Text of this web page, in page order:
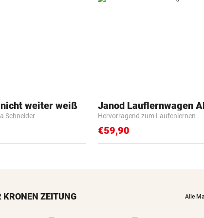
weiter weiß
Schneider
Janod Lauflernwagen
Hervorragend zum Laufenlernen
€59,90
KRONEN ZEITUNG Alle